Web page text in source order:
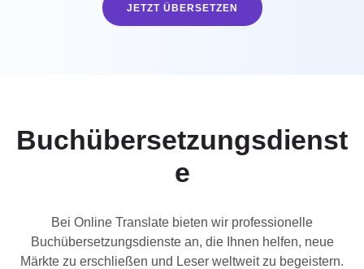
KO
DA
JETZT ÜBERSETZEN
Buchübersetzungsdienst
e
Bei Online Translate bieten wir professionelle
Buchübersetzungsdienste an, die Ihnen helfen, neue
Märkte zu erschließen und Leser weltweit zu begeistern.